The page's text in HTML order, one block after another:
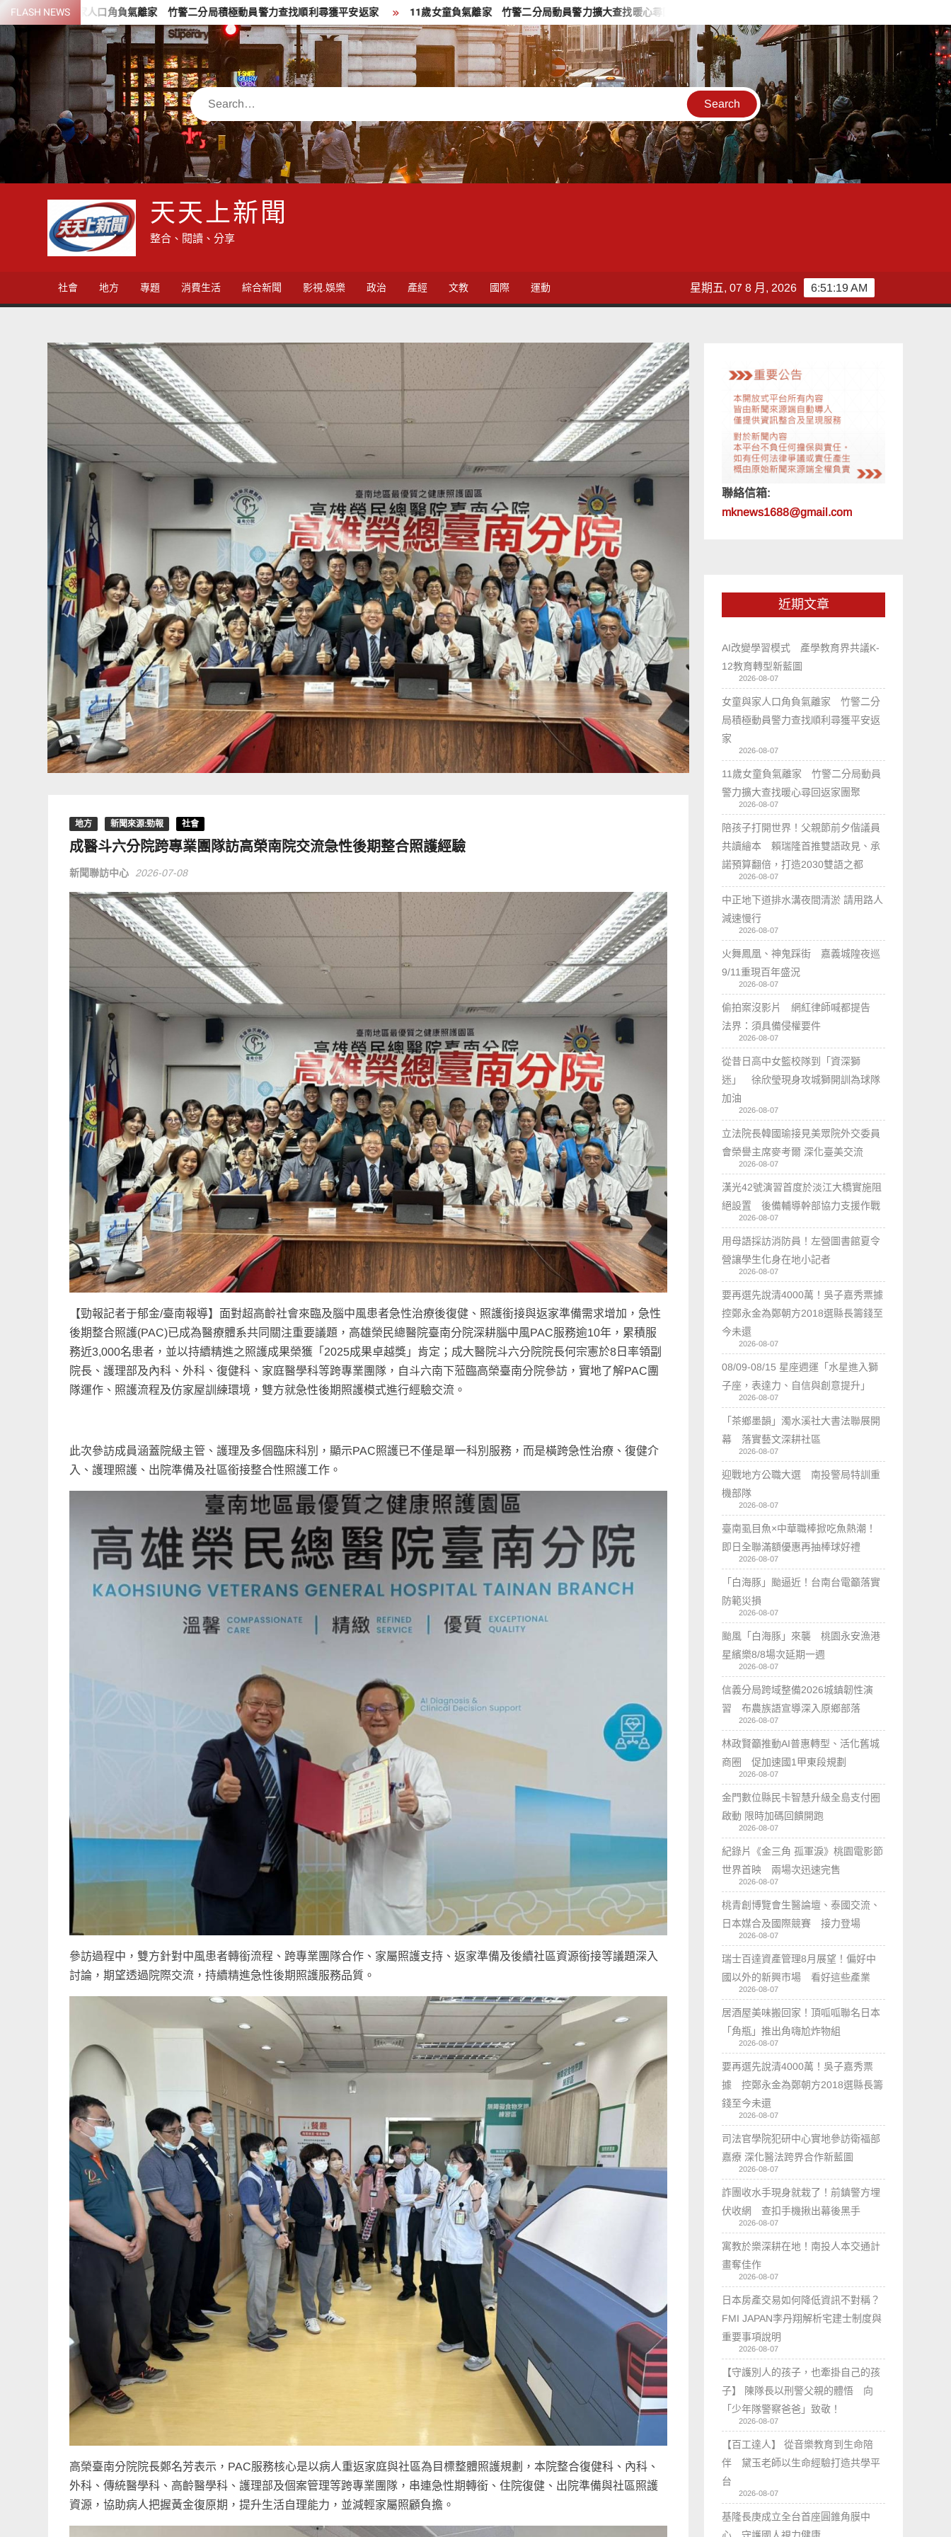
Skip
to
content
FLASH NEWS
口角負氣離家 竹警二分局積極動員警力查找順利尋獲平安返家 11歲女童負氣離家 竹警二分局動員警力擴大查找暖心尋回返家團聚 陪孩子打開世界！父親節前夕偕議員共讀繪本 賴瑞隆首推雙語政
Search
天天上新聞
整合、閱讀、分享
社會 地方 專題 消費生活 綜合新聞 影視.娛樂 政治 產經 文教 國際 運動 6:51:22 AM
星期五, 07 8 月, 2026
地方 新聞來源:勁報 社會
成醫斗六分院跨專業團隊訪高榮南院交流急性後期整合照護經驗
新聞聯訪中心 2026-07-08
【勁報記者于郁金/臺南報導】面對超高齡社會來臨及腦中風患者急性治療後復健、照護銜接與返家準備需求增加，急性
後期整合照護(PAC)已成為醫療體系共同關注重要議題，高雄榮民總醫院臺南分院深耕腦中風PAC服務逾10年，累積服
務近3,000名患者，並以持續精進之照護成果榮獲「2025成果卓越獎」肯定；成大醫院斗六分院院長何宗憲於8日率領副
院長、護理部及內科、外科、復健科、家庭醫學科等跨專業團隊，自斗六南下蒞臨高榮臺南分院參訪，實地了解PAC團
隊運作、照護流程及仿家屋訓練環境，雙方就急性後期照護模式進行經驗交流。
此次參訪成員涵蓋院級主管、護理及多個臨床科別，顯示PAC照護已不僅是單一科別服務，而是橫跨急性治療、復健介
入、護理照護、出院準備及社區銜接整合性照護工作。
參訪過程中，雙方針對中風患者轉銜流程、跨專業團隊合作、家屬照護支持、返家準備及後續社區資源銜接等議題深入
討論，期望透過院際交流，持續精進急性後期照護服務品質。
高榮臺南分院院長鄭名芳表示，PAC服務核心是以病人重返家庭與社區為目標整體照護規劃，本院整合復健科、內科、
外科、傳統醫學科、高齡醫學科、護理部及個案管理等跨專業團隊，串連急性期轉銜、住院復健、出院準備與社區照護
資源，協助病人把握黃金復原期，提升生活自理能力，並減輕家屬照顧負擔。
聯絡信箱:
mknews1688@gmail.com
近期文章
AI改變學習模式 產學教育界共議K-
12教育轉型新藍圖
2026-08-07
女童與家人口角負氣離家 竹警二分
局積極動員警力查找順利尋獲平安返
家
2026-08-07
11歲女童負氣離家 竹警二分局動員
警力擴大查找暖心尋回返家團聚
2026-08-07
陪孩子打開世界！父親節前夕偕議員
共讀繪本 賴瑞隆首推雙語政見、承
諾預算翻倍，打造2030雙語之都
2026-08-07
中正地下道排水溝夜間清淤 請用路人
減速慢行
2026-08-07
火舞鳳凰、神鬼踩街 嘉義城隍夜巡
9/11重現百年盛況
2026-08-07
偷拍案沒影片 網紅律師喊都提告
法界：須具備侵權要件
2026-08-07
從昔日高中女籃校隊到「資深獅
迷」 徐欣瑩現身攻城獅開訓為球隊
加油
2026-08-07
立法院長韓國瑜接見美眾院外交委員
會榮譽主席麥考爾 深化臺美交流
2026-08-07
漢光42號演習首度於淡江大橋實施阻
絕設置 後備輔導幹部協力支援作戰
2026-08-07
用母語採訪消防員！左營圖書館夏令
營讓學生化身在地小記者
2026-08-07
要再選先說清4000萬！吳子嘉秀票據
控鄭永金為鄭朝方2018選縣長籌錢至
今未還
2026-08-07
08/09-08/15 星座週運「水星進入獅
子座，表達力、自信與創意提升」
2026-08-07
「茶鄉墨韻」濁水溪社大書法聯展開
幕 落實藝文深耕社區
2026-08-07
迎戰地方公職大選 南投警局特訓重
機部隊
2026-08-07
臺南虱目魚×中華職棒掀吃魚熱潮！
即日全聯滿額優惠再抽棒球好禮
2026-08-07
「白海豚」颱逼近！台南台電籲落實
防範災損
2026-08-07
颱風「白海豚」來襲 桃園永安漁港
星繽樂8/8場次延期一週
2026-08-07
信義分局跨域整備2026城鎮韌性演
習 布農族語宣導深入原鄉部落
2026-08-07
林政賢籲推動AI普惠轉型、活化舊城
商圈 促加速國1甲東段規劃
2026-08-07
金門數位縣民卡智慧升級全島支付圈
啟動 限時加碼回饋開跑
2026-08-07
紀錄片《金三角 孤軍淚》桃園電影節
世界首映 兩場次迅速完售
2026-08-07
桃青創博覽會生醫論壇、泰國交流、
日本媒合及國際競賽 接力登場
2026-08-07
瑞士百達資產管理8月展望！偏好中
國以外的新興市場 看好這些產業
2026-08-07
居酒屋美味搬回家！頂呱呱聯名日本
「角瓶」推出角嗨尬炸物組
2026-08-07
要再選先說清4000萬！吳子嘉秀票
據 控鄭永金為鄭朝方2018選縣長籌
錢至今未還
2026-08-07
司法官學院犯研中心實地參訪衛福部
嘉療 深化醫法跨界合作新藍圖
2026-08-07
詐團收水手現身就栽了！前鎮警方埋
伏收網 查扣手機揪出幕後黑手
2026-08-07
寓教於樂深耕在地！南投人本交通計
畫奪佳作
2026-08-07
日本房產交易如何降低資訊不對稱？
FMI JAPAN李丹翔解析宅建士制度與
重要事項說明
2026-08-07
【守護別人的孩子，也牽掛自己的孩
子】 陳隊長以刑警父親的體悟 向
「少年隊警察爸爸」致敬！
2026-08-07
【百工達人】 從音樂教育到生命陪
伴 黛玉老師以生命經驗打造共學平
台
2026-08-07
基隆長庚成立全台首座圓錐角膜中
心 守護國人視力健康